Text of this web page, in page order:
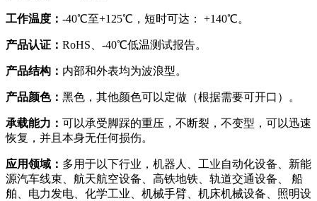
工作温度： -40℃至+125℃，短时可达： +140℃。
产品认证： RoHS、-40℃低温测试报告。
产品结构： 内部和外表均为波浪型。
产品颜色： 黑色，其他颜色可以定做（根据需要可开口）。
承载能力： 可以承受脚踩的重压，不断裂，不变型，可以迅速
恢复，并且本身无任何损伤。
应用领域： 多用于以下行业，机器人、工业自动化设备、新能
源汽车线束、航天航空设备、高铁地铁、轨道交通设备、 船
舶、电力发电、化学工业、机械手臂、机床机械设备、照明设